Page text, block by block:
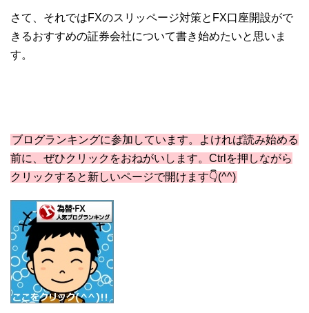
さて、それではFXのスリッページ対策とFX口座開設がで
きるおすすめの証券会社について書き始めたいと思いま
す。
ブログランキングに参加しています。よければ読み始める
前に、ぜひクリックをおねがいします。Ctrlを押しながら
クリックすると新しいページで開けます👇(^^)